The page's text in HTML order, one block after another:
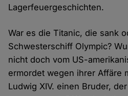
Lagerfeuergeschichten.
War es die Titanic, die sank
Schwesterschiff Olympic?
nicht doch vom US-
ermordet wegen ihrer Affäre
Ludwig XIV. einen Bruder,